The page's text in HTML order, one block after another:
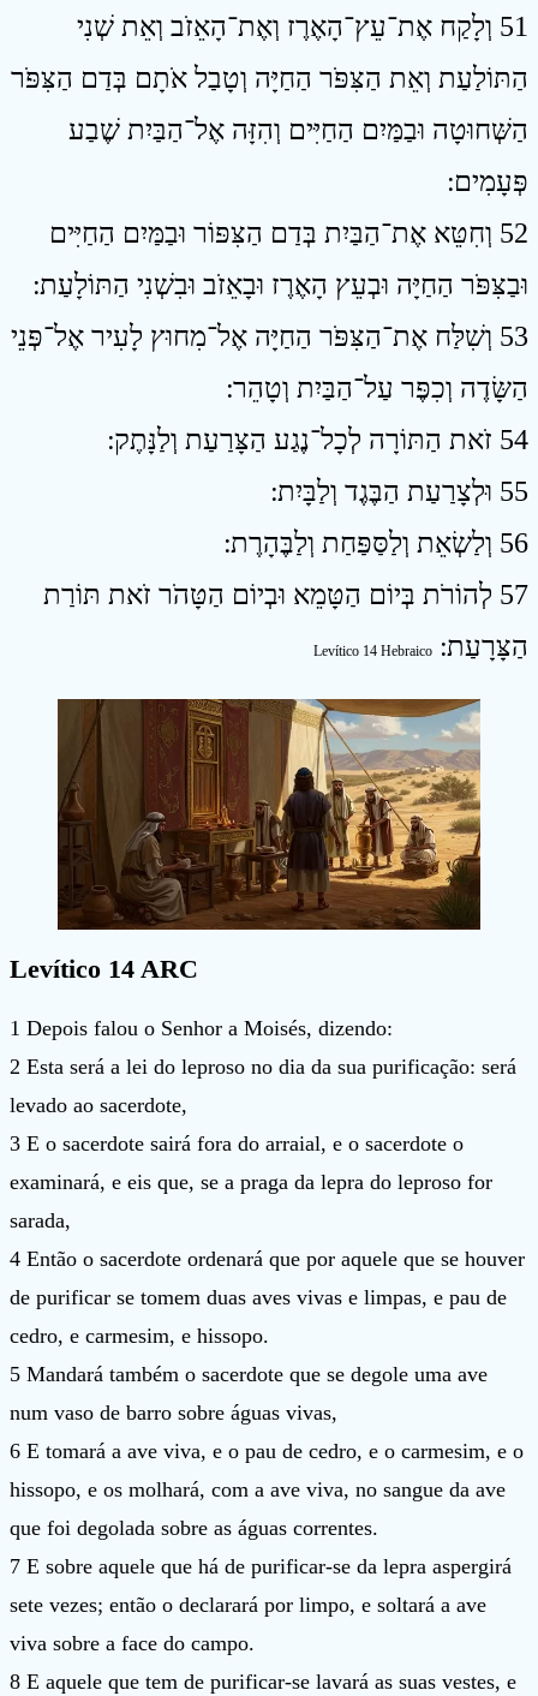
51 וְלָקַח אֶת־עֵץ־הָאֶרֶז וְאֶת־הָאֵזֹב וְאֵת שְׁנִי
הַתּוֹלַעַת וְאֵת הַצִּפֹּר הַחַיָּה וְטָבַל אֹתָם בְּדַם הַצִּפֹּר
הַשְּׁחוּטָה וּבַמַּיִם הַחַיִּים וְהִזָּה אֶל־הַבַּיִת שֶׁבַע
פְּעָמִים ׃
52 וְחִטֵּא אֶת־הַבַּיִת בְּדַם הַצִּפּוֹר וּבַמַּיִם הַחַיִּים
וּבַצִּפֹּר הַחַיָּה וּבְעֵץ הָאֶרֶז וּבָאֵזֹב וּבִשְׁנִי הַתּוֹלָעַת ׃
53 וְשִׁלַּח אֶת־הַצִּפֹּר הַחַיָּה אֶל־מִחוּץ לָעִיר אֶל־פְּנֵי
הַשָּׂדֶה וְכִפֶּר עַל־הַבַּיִת וְטָהֵר ׃
54 זֹאת הַתּוֹרָה לְכָל־נֶגַע הַצָּרַעַת וְלַנָּתֶק ׃
55 וּלְצָרַעַת הַבֶּגֶד וְלַבָּיִת ׃
56 וְלַשְׂאֵת וְלַסַּפַּחַת וְלַבֶּהָרֶת ׃
57 לְהוֹרֹת בְּיוֹם הַטָּמֵא וּבְיוֹם הַטָּהֹר זֹאת תּוֹרַת
הַצָּרָעַת ׃ Levítico 14 Hebraico
Levítico 14 ARC
1 Depois falou o Senhor a Moisés, dizendo:
2 Esta será a lei do leproso no dia da sua purificação: será
levado ao sacerdote,
3 E o sacerdote sairá fora do arraial, e o sacerdote o
examinará, e eis que, se a praga da lepra do leproso for
sarada,
4 Então o sacerdote ordenará que por aquele que se houver
de purificar se tomem duas aves vivas e limpas, e pau de
cedro, e carmesim, e hissopo.
5 Mandará também o sacerdote que se degole uma ave
num vaso de barro sobre águas vivas,
6 E tomará a ave viva, e o pau de cedro, e o carmesim, e o
hissopo, e os molhará, com a ave viva, no sangue da ave
que foi degolada sobre as águas correntes.
7 E sobre aquele que há de purificar-se da lepra aspergirá
sete vezes; então o declarará por limpo, e soltará a ave
viva sobre a face do campo.
8 E aquele que tem de purificar-se lavará as suas vestes, e